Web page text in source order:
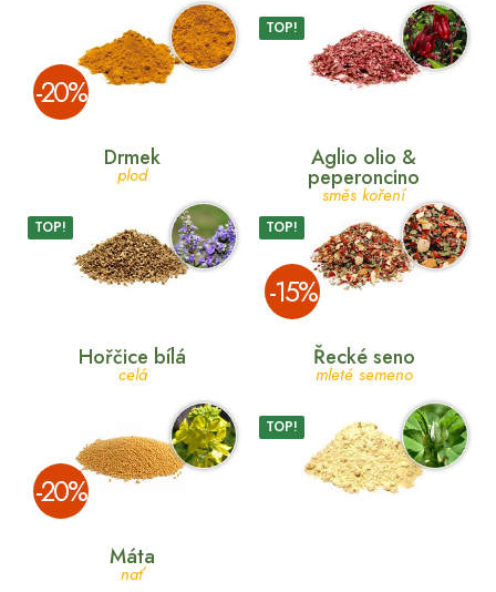
­-20%
TOP!
Drmek
plod
TOP!
Aglio olio &
peperoncino
směs koření
TOP!
­-15%
Hořčice bílá
celá
­-20%
Řecké seno
mleté semeno
TOP!
Máta
nať